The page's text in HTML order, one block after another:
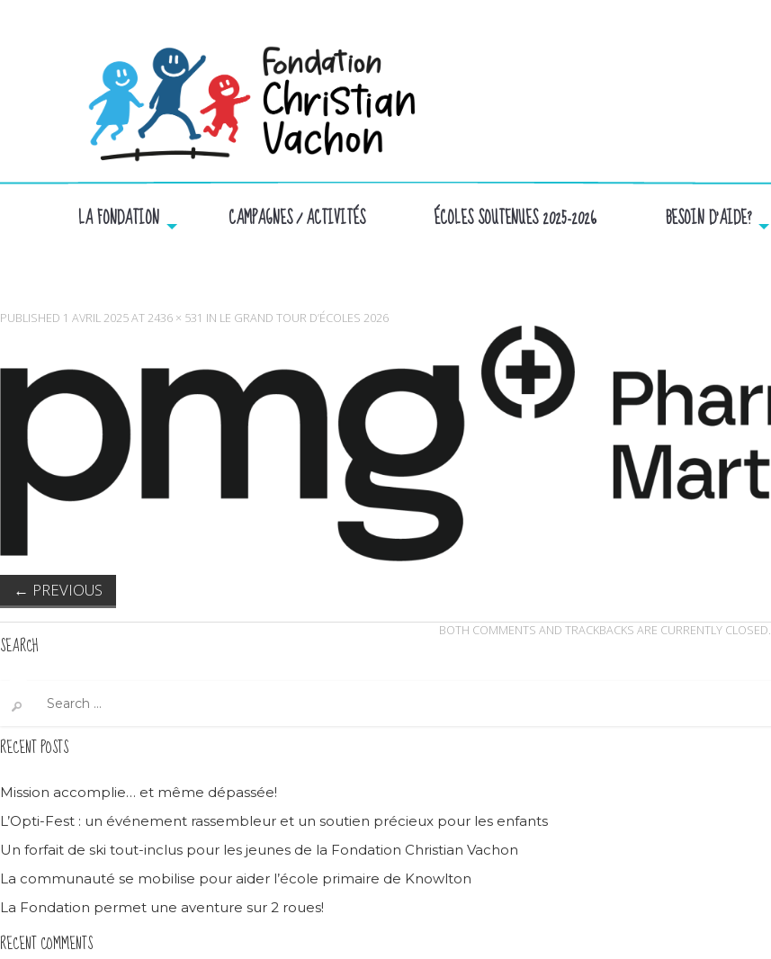
LA FONDATION CAMPAGNES / ACTIVITÉS ÉCOLES SOUTENUES 2025-2026 BESOIN D’AIDE?
PUBLISHED 1 AVRIL 2025AT2436 × 531 IN LE GRAND TOUR D’ÉCOLES 2026
← PREVIOUS
BOTH COMMENTS AND TRACKBACKS ARE CURRENTLY CLOSED.
SEARCH
for:
RECENT POSTS
Mission accomplie… et même dépassée!
L’Opti-Fest : un événement rassembleur et un soutien précieux pour les enfants
Un forfait de ski tout-inclus pour les jeunes de la Fondation Christian Vachon
La communauté se mobilise pour aider l’école primaire de Knowlton
La Fondation permet une aventure sur 2 roues!
RECENT COMMENTS